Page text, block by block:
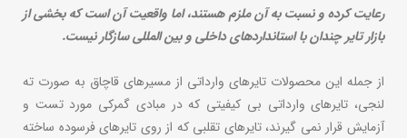
رعایت کرده و نسبت به آن ملزم هستند، اما واقعیت آن است که بخشی از
بازار تایر چندان با استانداردهای داخلی و بین المللی سازگار نیست.
از جمله این محصولات تایرهای وارداتی از مسیرهای قاچاق به صورت ته
لنجی، تایرهای وارداتی بی کیفیتی که در مبادی گمرکی مورد تست و
آزمایش قرار نمی گیرند، تایرهای تقلبی که از روی تایرهای فرسوده ساخته